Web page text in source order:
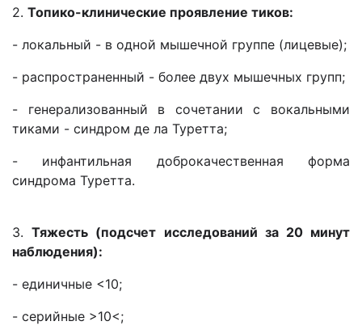
2. Топико-клинические проявление тиков:
- локальный - в одной мышечной группе (лицевые);
- распространенный - более двух мышечных групп;
- генерализованный в сочетании с вокальными
тиками - синдром де ла Туретта;
- инфантильная доброкачественная форма
синдрома Туретта.
3.Тяжесть (подсчет исследований за 20 минут
наблюдения):
- единичные <10;
- серийные >10<;